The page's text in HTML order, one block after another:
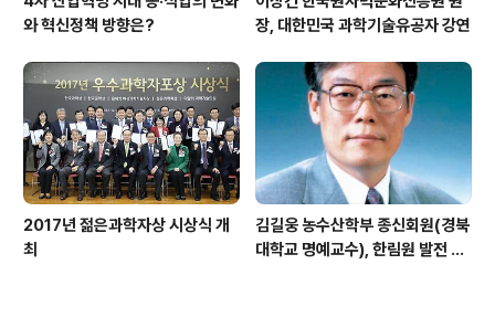
와 혁신정책 방향은?
장, 대한민국 과학기술유공자 강연
2017년 젊은과학자상 시상식 개
최
김길웅 농수산학부 종신회원(경북
대학교 명예교수), 한림원 발전 위